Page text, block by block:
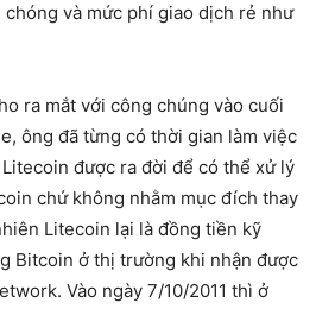
và mức phí giao dịch rẻ như
ra mắt với công chúng vào cuối
ông đã từng có thời gian làm việc
được ra đời để có thể xử lý
chứ không nhằm mục đích thay
Litecoin lại là đồng tiền kỹ
Bitcoin ở thị trường khi nhận được
Vào ngày 7/10/2011 thì ở